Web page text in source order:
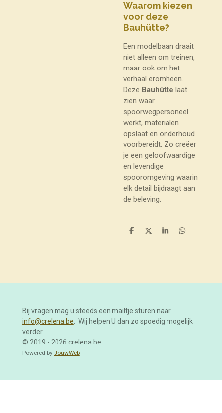
Waarom kiezen
voor deze
Bauhütte?
Een modelbaan draait
niet alleen om treinen,
maar ook om het
verhaal eromheen.
Deze Bauhütte laat
zien waar
spoorwegpersoneel
werkt, materialen
opslaat en onderhoud
voorbereidt. Zo creëer
je een geloofwaardige
en levendige
spooromgeving waarin
elk detail bijdraagt aan
de beleving.
D
D
S
D
Bij vragen mag u steeds een mailtje sturen naar
info@crelena.be . Wij helpen U dan zo spoedig mogelijk
verder.
© 2019 - 2026 crelena.be
Powered by JouwWeb